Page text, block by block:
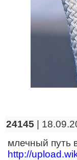
24145 |
млечный путь
http://